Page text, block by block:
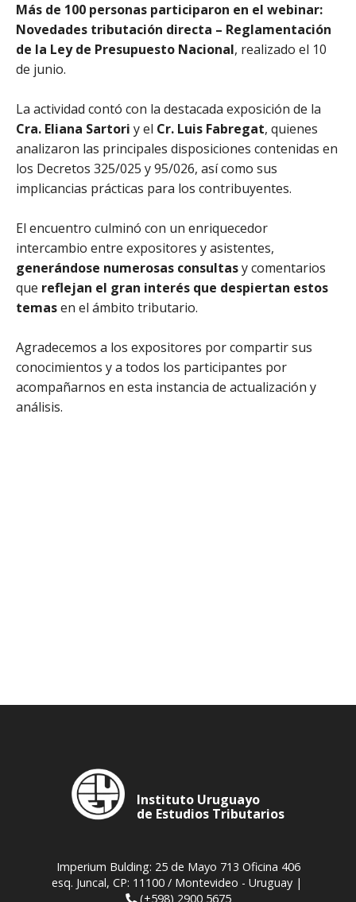
Más de 100 personas participaron en el webinar:
Novedades tributación directa – Reglamentación
de la Ley de Presupuesto Nacional, realizado el 10
de junio.
La actividad contó con la destacada exposición de la
Cra. Eliana Sartori y el Cr. Luis Fabregat, quienes
analizaron las principales disposiciones contenidas en
los Decretos 325/025 y 95/026, así como sus
implicancias prácticas para los contribuyentes.
El encuentro culminó con un enriquecedor
intercambio entre expositores y asistentes,
generándose numerosas consultasy comentarios
que reflejan el gran interés que despiertan estos
temasen el ámbito tributario.
Agradecemos a los expositores por compartir sus
conocimientos y a todos los participantes por
acompañarnos en esta instancia de actualización y
análisis.
Instituto Uruguayo
de Estudios Tributarios
Imperium Bulding: 25 de Mayo 713 Oficina 406
esq. Juncal, CP: 11100 / Montevideo - Uruguay |
(+598) 2900 5675